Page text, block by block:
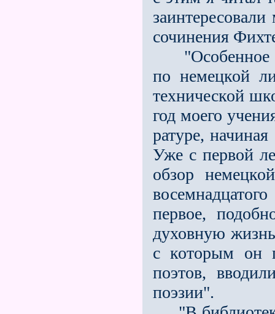
сочинения
"Особенное
по немецкой
тех­нической
год моего
ратуре,
Уже с первой
обзор
первое,
духовную
с которым он
поэтов,
поэзии".